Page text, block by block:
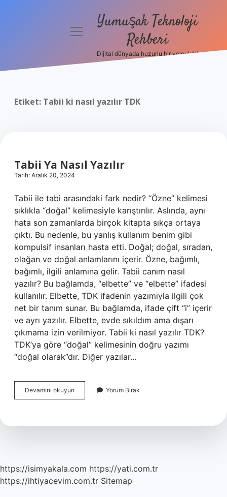
Politikası
menüyüYumuşak Teknoloji
Rehberi
Dijital dünyada huzurlu bir yolculuk!
Etiket: Tabii ki nasıl yazılır TDK
Tabii Ya Nasıl Yazılır
Tarih: Aralık 20, 2024
Tabii ile tabi arasındaki fark nedir? “Özne” kelimesi
sıklıkla “doğal” kelimesiyle karıştırılır. Aslında, aynı
hata son zamanlarda birçok kitapta sıkça ortaya
çıktı. Bu nedenle, bu yanlış kullanım benim gibi
kompulsif insanları hasta etti. Doğal; doğal, sıradan,
olağan ve doğal anlamlarını içerir. Özne, bağımlı,
bağımlı, ilgili anlamına gelir. Tabii canım nasıl
yazılır? Bu bağlamda, “elbette” ve “elbette” ifadesi
kullanılır. Elbette, TDK ifadenin yazımıyla ilgili çok
net bir tanım sunar. Bu bağlamda, ifade çift “i” içerir
ve ayrı yazılır. Elbette, evde sıkıldım ama dışarı
çıkmama izin verilmiyor. Tabii ki nasıl yazılır TDK?
TDK’ya göre “doğal” kelimesinin doğru yazımı
“doğal olarak”dır. Diğer yazılar…
Devamını okuyun
Ya
Yorum Bırak
https://isimyakala.com https://yati.com.tr
https://ihtiyacevim.com.tr Sitemap